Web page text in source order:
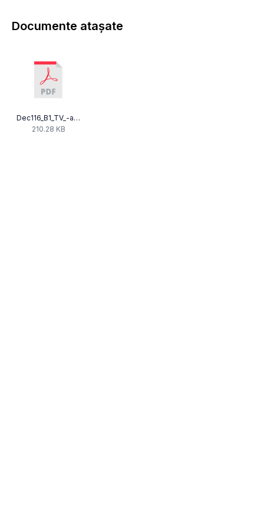
Documente atașate
Dec116_B1_TV_-am_10_000.pdf
210.28 KB